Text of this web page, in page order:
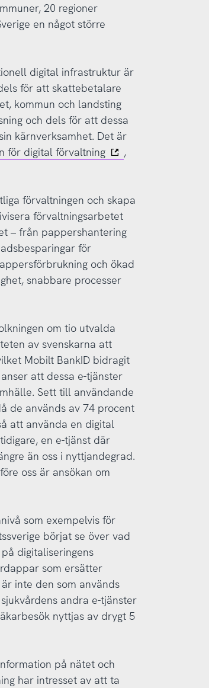
20 regioner
en något större
digital infrastruktur är
för att skattebetalare
kommun och landsting
och dels för att dessa
kärnverksamhet. Det är
för digital förvaltning
,
förvaltningen och skapa
förvaltningsarbetet
– från pappershantering
för
och ökad
snabbare processer
om tio utvalda
av svenskarna att
Mobilt BankID bidragit
att dessa e-tjänster
Sett till användande
de används av 74 procent
att använda en digital
en e-tjänst där
än oss i nyttjandegrad.
oss är ansökan om
som exempelvis för
börjat se över vad
digitaliseringens
som ersätter
inte den som används
andra e-tjänster
nyttjas av drygt 5
på nätet och
har intresset av att ta